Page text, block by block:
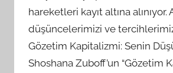
hareketleri kayıt altına
düşüncelerimizi ve
Gözetim Kapitalizmi: Senin
Shoshana Zuboff’un “Gözetim